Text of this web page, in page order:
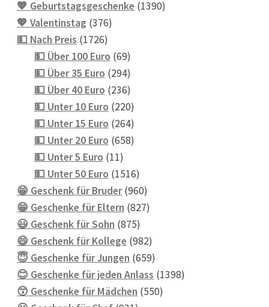
Produkte
💖 Geburtstagsgeschenke 13901390
💖 Valentinstag 376376
💵 Nach Preis 17261726
Produkte
💵 Über 100 Euro 6969
Produkte
💵 Über 35 Euro 294294
Produkte
💵 Über 40 Euro 236236
Produkte
💵 Unter 10 Euro 220220
Produkte
💵 Unter 15 Euro 264264
Produkte
💵 Unter 20 Euro 658658
💵 Unter 5 Euro 1111
Produkte
💵 Unter 50 Euro 15161516
Produkte
😁 Geschenk für Bruder 960960
Produkte
😁 Geschenke für Eltern 827827
😃 Geschenk für Sohn 875875
Produkte
😄 Geschenk für Kollege 982982
Produkte
😇 Geschenke für Jungen 659659
Produkte
😊 Geschenke für jeden Anlass 13981398
😙 Geschenke für Mädchen 550550